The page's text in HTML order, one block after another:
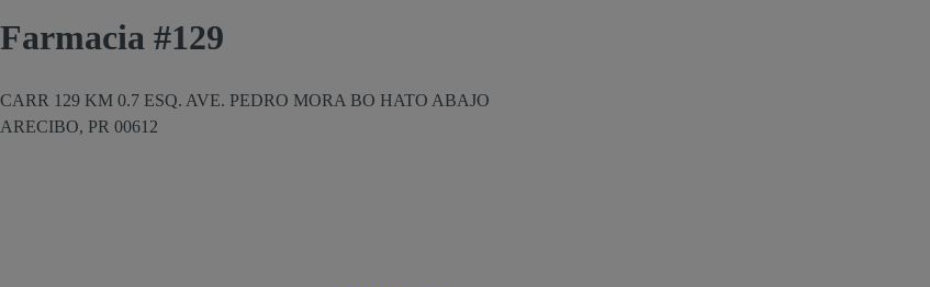
Farmacia #129
CARR 129 KM 0.7 ESQ. AVE. PEDRO MORA BO HATO ABAJO
ARECIBO, PR 00612